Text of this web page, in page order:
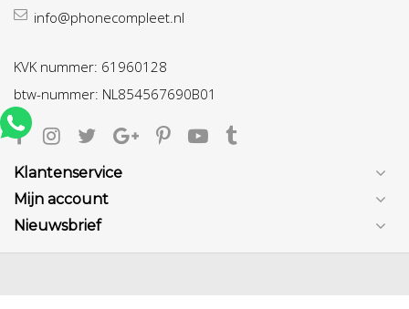
info@phonecompleet.nl
KVK nummer: 61960128
btw-nummer: NL854567690B01
Klantenservice
Mijn account
Nieuwsbrief